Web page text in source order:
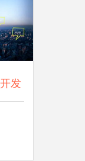
发